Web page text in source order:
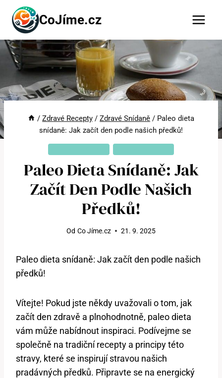
Přeskočit
obsah
CoJíme.cz
/ Zdravé Recepty / Zdravé Snídaně / Paleo dieta
snídaně: Jak začít den podle našich předků!
Paleo Dieta Snídaně: Jak
Začít Den Podle Našich
Předků!
Od Co Jíme.cz 21. 9. 2025
Paleo dieta snídaně: Jak začít den podle našich
předků!
Vítejte! Pokud jste někdy uvažovali o tom, jak
začít den zdravě a plnohodnotně, paleo dieta
vám může nabídnout inspiraci. Podívejme se
společně na tradiční recepty a principy této
stravy, které se inspirují stravou našich
pradávných předků. Připravte se na energický